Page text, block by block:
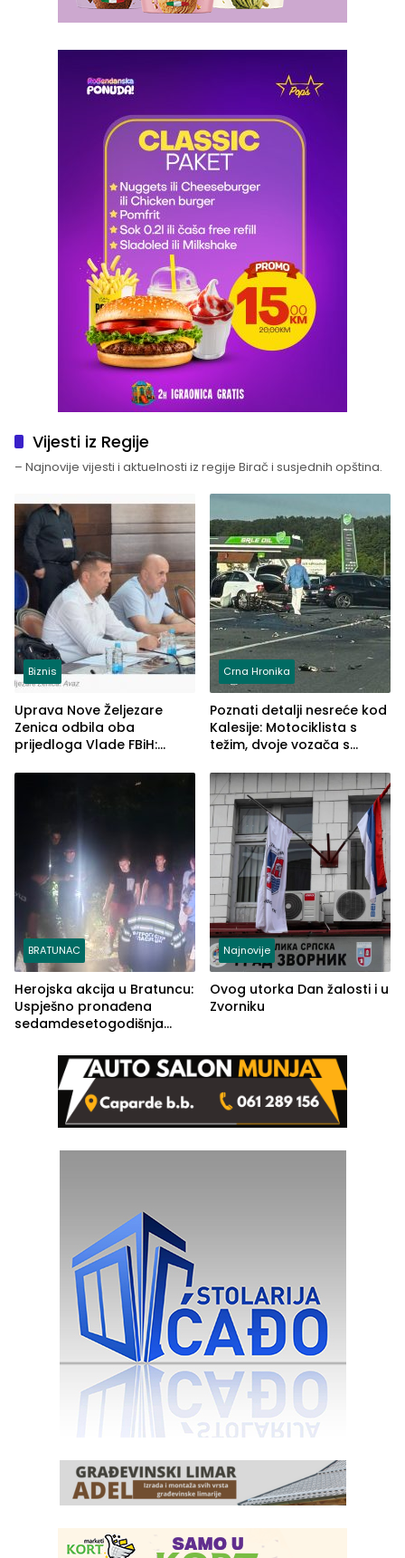
Vijesti iz Regije
– Najnovije vijesti i aktuelnosti iz regije Birač i susjednih opština.
Biznis
Uprava Nove Željezare
Zenica odbila oba
prijedloga Vlade FBiH:
rješenje
Crna Hronika
Poznati detalji nesreće kod
Kalesije: Motociklista s
težim, dvoje vozača s
BRATUNAC
Herojska akcija u Bratuncu:
Uspješno pronađena
sedamdesetogodišnja
Kravice.
Najnovije
Ovog utorka Dan žalosti i u
Zvorniku